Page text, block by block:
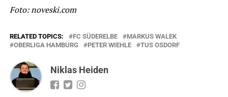
Foto: noveski.com
RELATED TOPICS: FC SÜDERELBE
MARKUS WALEK
OBERLIGA HAMBURG
PETER WIEHLE TUS OSDORF
Niklas Heiden